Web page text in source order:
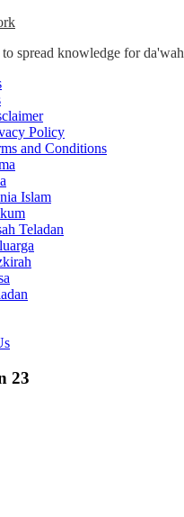
spread knowledge for da'wah
Policy
and Conditions
Islam
Teladan
23